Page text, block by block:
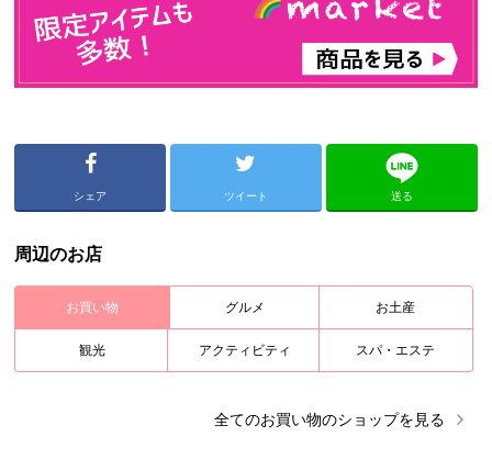
シェア ツイート 送る
周辺のお店
お買い物 グルメ お土産
観光 アクティビティ スパ・エステ
全てのお買い物のショップを見る